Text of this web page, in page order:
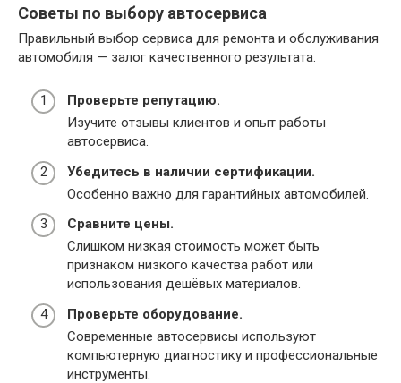
Советы по выбору автосервиса
Правильный выбор сервиса для ремонта и обслуживания
автомобиля — залог качественного результата.
Проверьте репутацию.
Изучите отзывы клиентов и опыт работы
автосервиса.
Убедитесь в наличии сертификации.
Особенно важно для гарантийных автомобилей.
Сравните цены.
Слишком низкая стоимость может быть
признаком низкого качества работ или
использования дешёвых материалов.
Проверьте оборудование.
Современные автосервисы используют
компьютерную диагностику и профессиональные
инструменты.